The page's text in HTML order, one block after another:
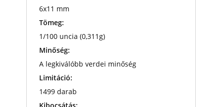
6x11 mm
Tömeg:
1/100 uncia (0,311g)
Minőség:
A legkiválóbb verdei minőség
Limitáció:
1499 darab